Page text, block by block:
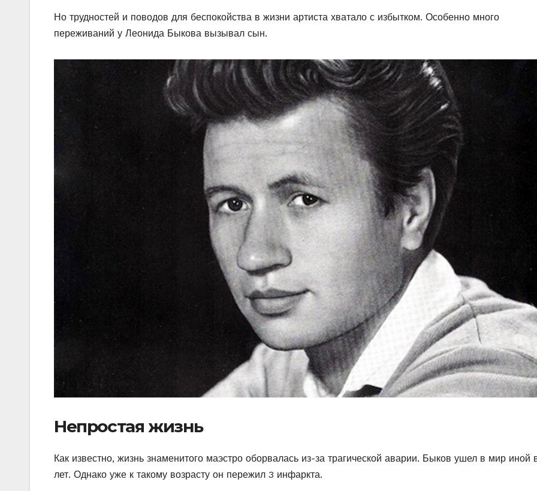
Но трудностей и поводов для беспокойства в жизни артиста хватало с избытком. Особенно много
переживаний у Леонида Быкова вызывал сын.
Непростая жизнь
Как известно, жизнь знаменитого маэстро оборвалась из-за трагической аварии. Быков ушел в мир иной
лет. Однако уже к такому возрасту он пережил 3 инфаркта.